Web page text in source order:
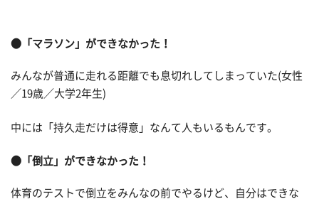
●「マラソン」ができなかった！
みんなが普通に走れる距離でも息切れしてしまっていた(女性
／19歳／大学2年生)
中には「持久走だけは得意」なんて人もいるもんです。
●「倒立」ができなかった！
体育のテストで倒立をみんなの前でやるけど、自分はできな